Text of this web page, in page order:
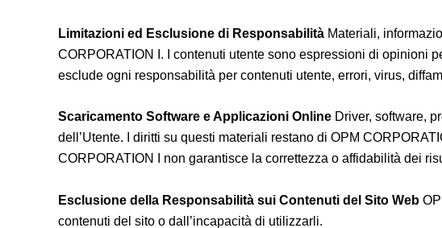
Limitazioni ed Esclusione di Responsabilità Materiali,
CORPORATION I. I contenuti utente sono espressioni di opinioni
esclude ogni responsabilità per contenuti utente, errori, virus,
Scaricamento Software e Applicazioni Online Driver, software,
dell’Utente. I diritti su questi materiali restano di OPM
CORPORATION I non garantisce la correttezza o affidabilità dei
Esclusione della Responsabilità sui Contenuti del Sito Web
contenuti del sito o dall’incapacità di utilizzarli.